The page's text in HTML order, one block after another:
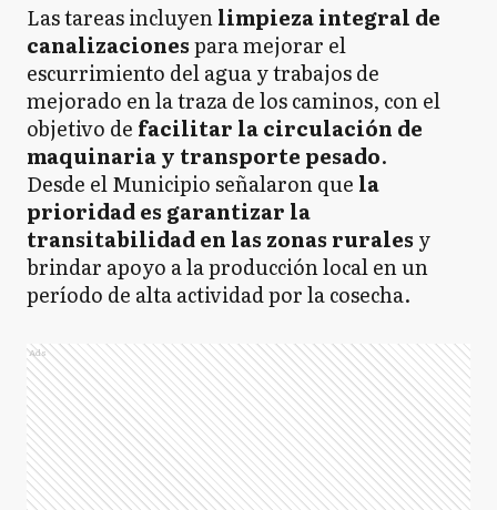
Las tareas incluyenlimpieza integral de
canalizacionespara mejorar el
escurrimiento del agua y trabajos de
mejorado en la traza de los caminos, con el
objetivo de facilitar la circulación de
maquinaria y transporte pesado.
Desde el Municipio señalaron que la
prioridad es garantizar la
transitabilidad en las zonas rurales y
brindar apoyo a la producción local en un
período de alta actividad por la cosecha.
Ads